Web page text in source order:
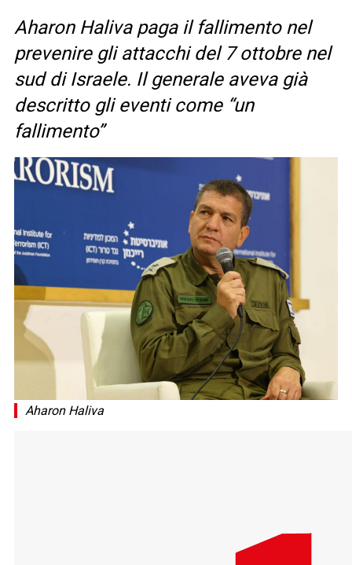
Aharon Haliva paga il fallimento nel
prevenire gli attacchi del 7 ottobre nel
sud di Israele. Il generale aveva già
descritto gli eventi come “un
fallimento”
Aharon Haliva